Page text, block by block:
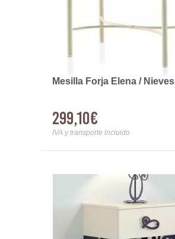
Mesilla Forja Elena / Nieves
299,10€
IVA y transporte incluido